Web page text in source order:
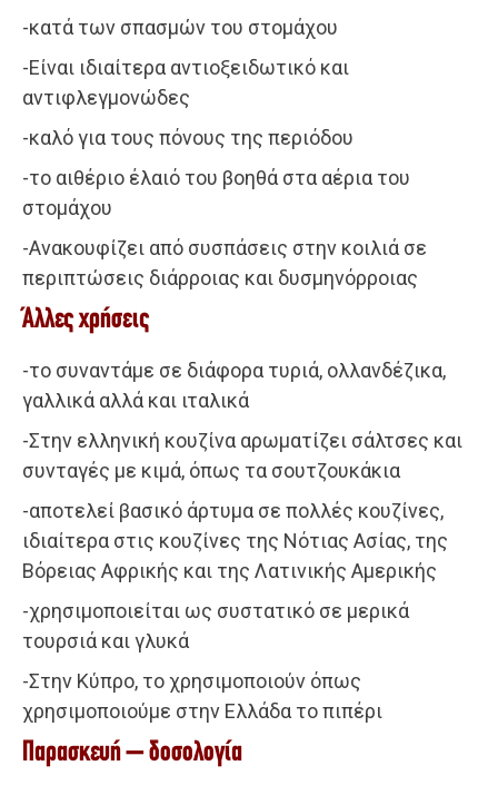
-κατά των σπασμών του στομάχου
-Είναι ιδιαίτερα αντιοξειδωτικό και
αντιφλεγμονώδες
-καλό για τους πόνους της περιόδου
-το αιθέριο έλαιό του βοηθά στα αέρια του
στομάχου
-Ανακουφίζει από συσπάσεις στην κοιλιά σε
περιπτώσεις διάρροιας και δυσμηνόρροιας
Άλλες χρήσεις
-το συναντάμε σε διάφορα τυριά, ολλανδέζικα,
γαλλικά αλλά και ιταλικά
-Στην ελληνική κουζίνα αρωματίζει σάλτσες και
συνταγές με κιμά, όπως τα σουτζουκάκια
-αποτελεί βασικό άρτυμα σε πολλές κουζίνες,
ιδιαίτερα στις κουζίνες της Νότιας Ασίας, της
Βόρειας Αφρικής και της Λατινικής Αμερικής
-χρησιμοποιείται ως συστατικό σε μερικά
τουρσιά και γλυκά
-Στην Κύπρο, το χρησιμοποιούν όπως
χρησιμοποιούμε στην Ελλάδα το πιπέρι
Παρασκευή – δοσολογία